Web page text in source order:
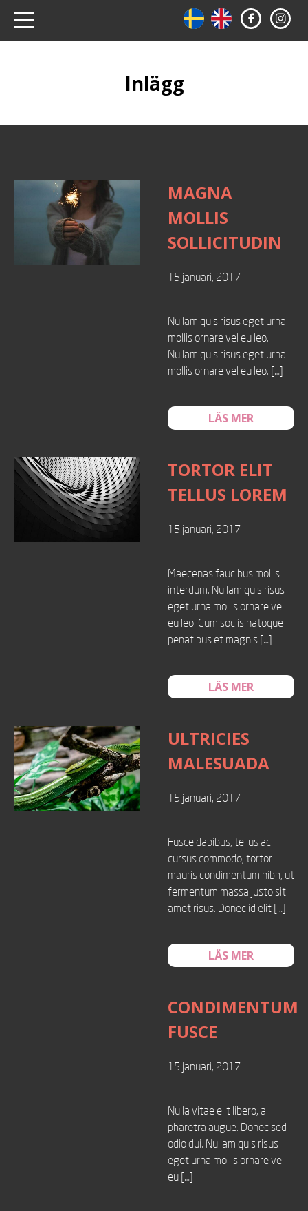
Inlägg
MAGNA
MOLLIS
SOLLICITUDIN
15 januari, 2017
Nullam quis risus eget urna
mollis ornare vel eu leo.
Nullam quis risus eget urna
mollis ornare vel eu leo. […]
LÄS MER
TORTOR ELIT
TELLUS LOREM
15 januari, 2017
Maecenas faucibus mollis
interdum. Nullam quis risus
eget urna mollis ornare vel
eu leo. Cum sociis natoque
penatibus et magnis […]
LÄS MER
ULTRICIES
MALESUADA
15 januari, 2017
Fusce dapibus, tellus ac
cursus commodo, tortor
mauris condimentum nibh, ut
fermentum massa justo sit
amet risus. Donec id elit […]
LÄS MER
CONDIMENTUM
FUSCE
15 januari, 2017
Nulla vitae elit libero, a
pharetra augue. Donec sed
odio dui. Nullam quis risus
eget urna mollis ornare vel
eu […]